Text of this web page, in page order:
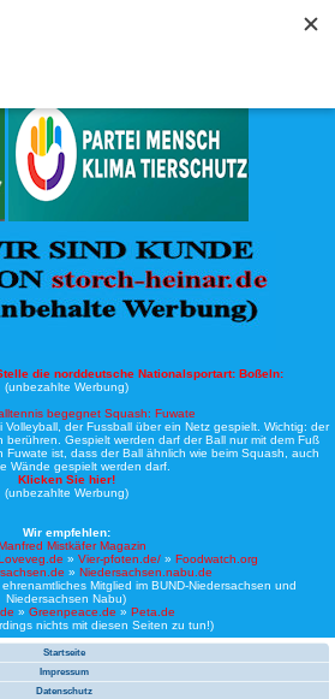
die norddeutsche Nationalsportart: Boßeln:
(unbezahlte Werbung)
begegnet Squash: Fuwate
Volleyball, der Fussball über ein Netz gespielt. Wichtig: der
Gespielt werden darf der Ball nur mit dem Fuß
ist, dass der Ball ähnlich wie beim Squash, auch
Wände gespielt werden darf.
Klicken Sie hier!
(unbezahlte Werbung)
Wir empfehlen:
Manfred Mistkäfer Magazin
Loveveg.de » Vier-pfoten.de/» Foodwatch.org
» Niedersachsen.nabu.de
Mitglied im BUND-Niedersachsen und
Niedersachsen Nabu)
» Greenpeace.de » Peta.de
nichts mit diesen Seiten zu tun!)
Startseite
Impressum
Datenschutz